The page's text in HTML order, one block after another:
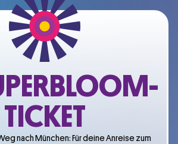
TICKET
nach München: Für deine Anreise zum